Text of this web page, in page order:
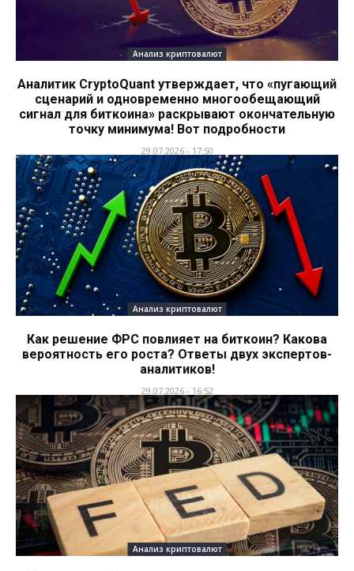
Анализ криптовалют
Аналитик CryptoQuant утверждает, что «пугающий
сценарий и одновременно многообещающий
сигнал для биткоина» раскрывают окончательную
точку минимума! Вот подробности
29.07.2026 - 17:50
Анализ криптовалют
Как решение ФРС повлияет на биткоин? Какова
вероятность его роста? Ответы двух экспертов-
аналитиков!
29.07.2026 - 16:52
Анализ криптовалют